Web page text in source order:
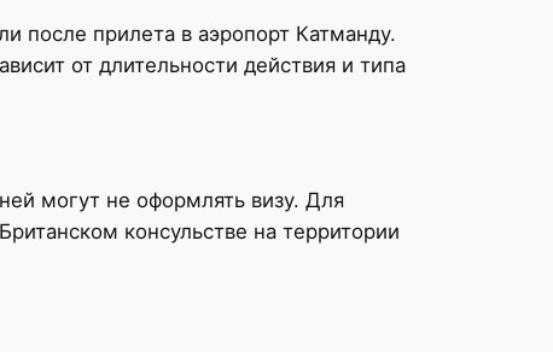
после прилета в аэропорт Катманду.
от длительности действия и типа
могут не оформлять визу. Для
консульстве на территории